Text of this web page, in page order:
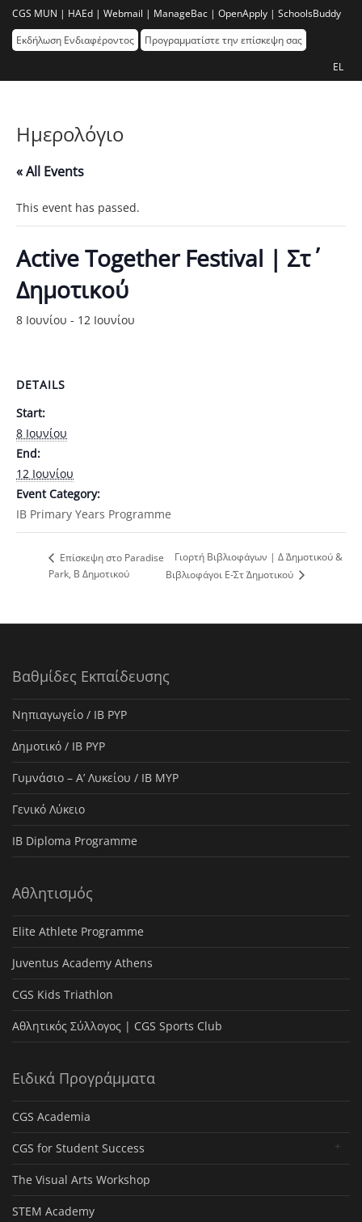
CGS MUN | HAEd | Webmail | ManageBac | OpenApply | SchoolsBuddy
Εκδήλωση Ενδιαφέροντος
Προγραμματίστε την επίσκεψη σας
EL
Ημερολόγιο
« All Events
This event has passed.
Active Together Festival | Στ΄
Δημοτικού
8 Ιουνίου - 12 Ιουνίου
DETAILS
Start:
8 Ιουνίου
End:
12 Ιουνίου
Event Category:
ΙΒ Primary Years Programme
Eπίσκεψη στο Paradise
Park, Β Δημοτικού
Γιορτή Βιβλιοφάγων | Δ΄ Δημοτικού &
Βιβλιοφάγοι Ε΄-Στ΄ Δημοτικού
Βαθμίδες Εκπαίδευσης
Νηπιαγωγείο / IB PYP
Δημοτικό / IB PYP
Γυμνάσιο – Α’ Λυκείου / IB MYP
Γενικό Λύκειο
IB Diploma Programme
Αθλητισμός
Elite Athlete Programme
Juventus Academy Athens
CGS Kids Triathlon
Αθλητικός Σύλλογος | CGS Sports Club
Ειδικά Προγράμματα
CGS Academia
CGS for Student Success
The Visual Arts Workshop
STEM Academy